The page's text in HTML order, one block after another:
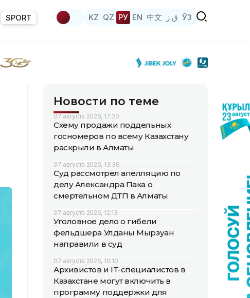
SPORT KZ QZ РУ EN 中文 ق ز ЎЗ
Новости по теме
07 августа 2026, 17:20
Схему продажи поддельных
госномеров по всему Казахстану
раскрыли в Алматы
07 августа 2026, 13:36
Суд рассмотрел апелляцию по
делу Александра Пака о
смертельном ДТП в Алматы
07 августа 2026, 12:13
Уголовное дело о гибели
фельдшера Улданы Мырзуан
направили в суд
07 августа 2026, 10:10
Архивистов и IT-специалистов в
Казахстане могут включить в
программу поддержки для